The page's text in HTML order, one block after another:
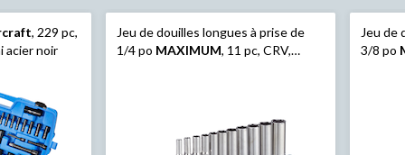
, 229 pc,
acier noir
Jeu de douilles longues à prise de
1/4 po MAXIMUM, 11 pc, CRV,
Jeu de
3/8 po